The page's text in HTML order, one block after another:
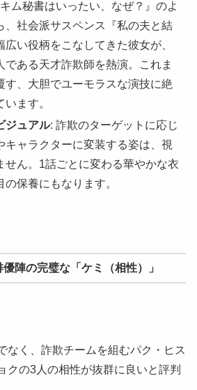
ム秘書はいったい、なぜ？』のよ
、社会派サスペンス『私の夫と結
い役柄をこなしてきた彼女が、
である天才詐欺師を熱演。これま
す、大胆でユーモラスな演技に絶
ます。
ジュアル: 詐欺のターゲットに応じ
キャラクターに変装する姿は、視
せん。1話ごとに変わる華やかな衣
保養にもなります。
陣の完璧な「ケミ（相性）」
なく、詐欺チームを組むパク・ヒス
クの3人の相性が抜群に良いと評判